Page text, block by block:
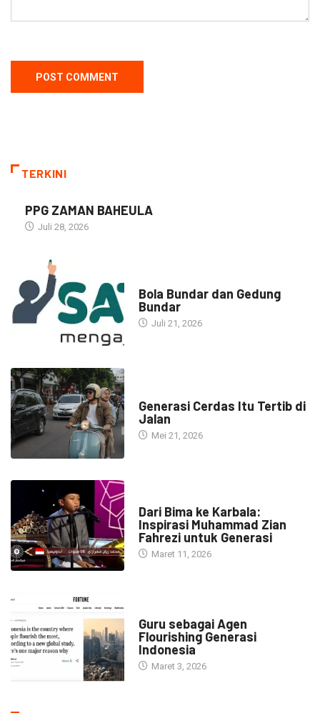
TERKINI
PPG ZAMAN BAHEULA
Juli 28, 2026
Bola Bundar dan Gedung
Bundar
Juli 21, 2026
Generasi Cerdas Itu Tertib di
Jalan
Mei 21, 2026
Dari Bima ke Karbala:
Inspirasi Muhammad Zian
Fahrezi untuk Generasi
Maret 11, 2026
Guru sebagai Agen
Flourishing Generasi
Indonesia
Maret 3, 2026